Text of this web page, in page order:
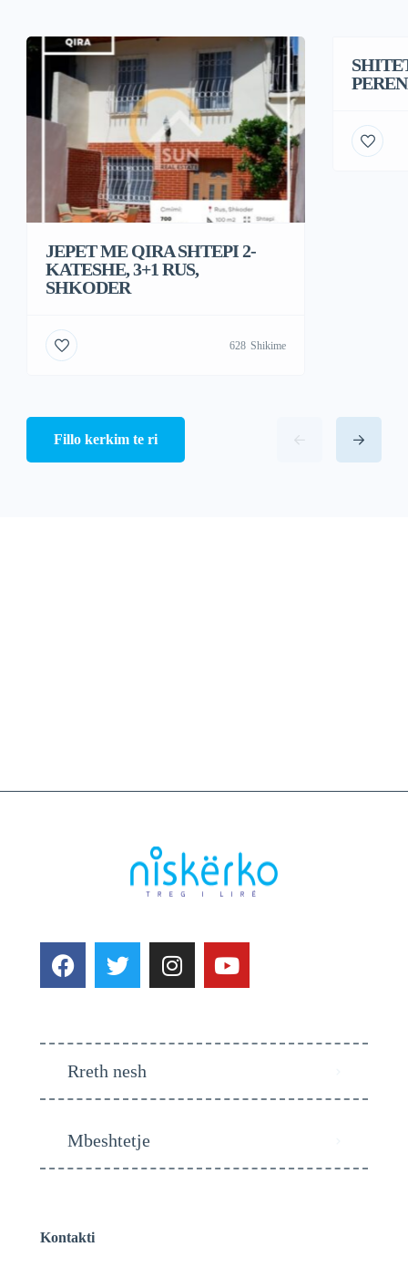
JEPET ME QIRA SHTEPI 2-
KATESHE, 3+1 RUS,
SHKODER
628 Shikime
Fillo kerkim te ri
Rreth nesh
Mbeshtetje
Kontakti